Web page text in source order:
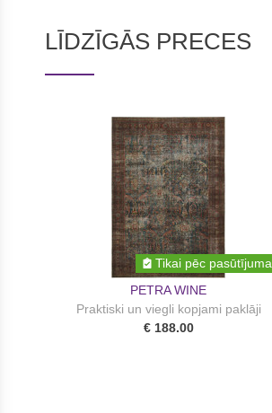
LĪDZĪGĀS PRECES
Tikai pēc pasūtījuma
PETRA WINE
Praktiski un viegli kopjami paklāji
€ 188.00